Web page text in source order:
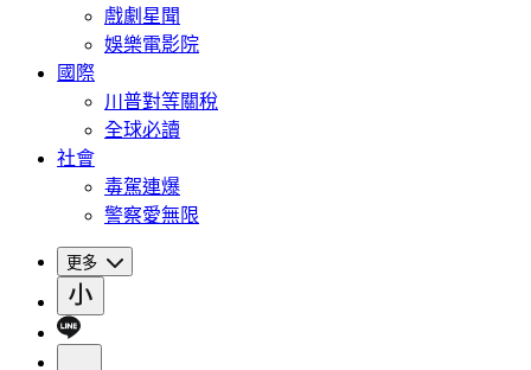
戲劇星聞
娛樂電影院
國際
川普對等關稅
全球必讀
社會
毒駕連爆
警察愛無限
更多